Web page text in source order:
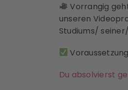
Vorrangig
unseren
Studiums/
Du absolvierst